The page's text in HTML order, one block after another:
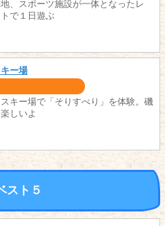
、スポーツ施設が一体となったレ
で１日遊ぶ
ー場
キー場で「そりすべり」を体験。磯
しいよ
スト５